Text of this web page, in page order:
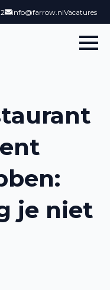
info@farrow.nlVacatures
je niet